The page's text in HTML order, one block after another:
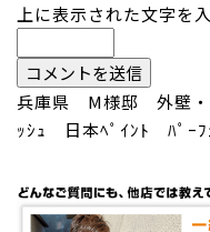
上に表示された文字を
投
稿
ナ
兵庫県 M様邸 外壁
ｯｼｭ 日本ﾍﾟｲﾝﾄ ﾊﾟｰﾌ